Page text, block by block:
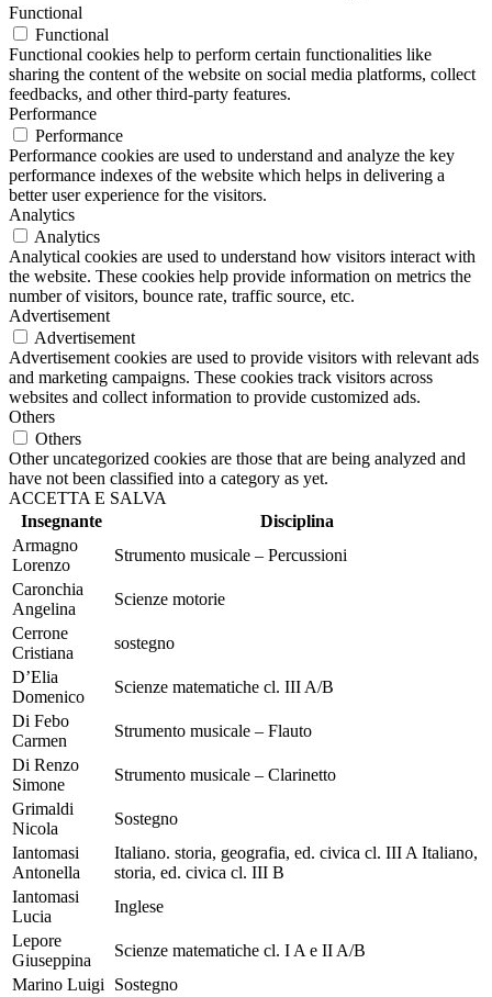
Functional
Functional
Functional cookies help to perform certain functionalities like
sharing the content of the website on social media platforms, collect
feedbacks, and other third-party features.
Performance
Performance
Performance cookies are used to understand and analyze the key
performance indexes of the website which helps in delivering a
better user experience for the visitors.
Analytics
Analytics
Analytical cookies are used to understand how visitors interact with
the website. These cookies help provide information on metrics the
number of visitors, bounce rate, traffic source, etc.
Advertisement
Advertisement
Advertisement cookies are used to provide visitors with relevant ads
and marketing campaigns. These cookies track visitors across
websites and collect information to provide customized ads.
Others
Others
Other uncategorized cookies are those that are being analyzed and
have not been classified into a category as yet.
ACCETTA E SALVA
Insegnante
Disciplina
Armagno
Lorenzo
Strumento musicale – Percussioni
Caronchia
Angelina
Scienze motorie
Cerrone
Cristiana
sostegno
D’Elia
Domenico
Scienze matematiche cl. III A/B
Di Febo
Carmen
Strumento musicale – Flauto
Di Renzo
Simone
Strumento musicale – Clarinetto
Grimaldi
Nicola
Sostegno
Iantomasi
Antonella
Italiano. storia, geografia, ed. civica cl. III A Italiano,
storia, ed. civica cl. III B
Iantomasi
Lucia
Inglese
Lepore
Giuseppina
Scienze matematiche cl. I A e II A/B
Marino Luigi
Sostegno